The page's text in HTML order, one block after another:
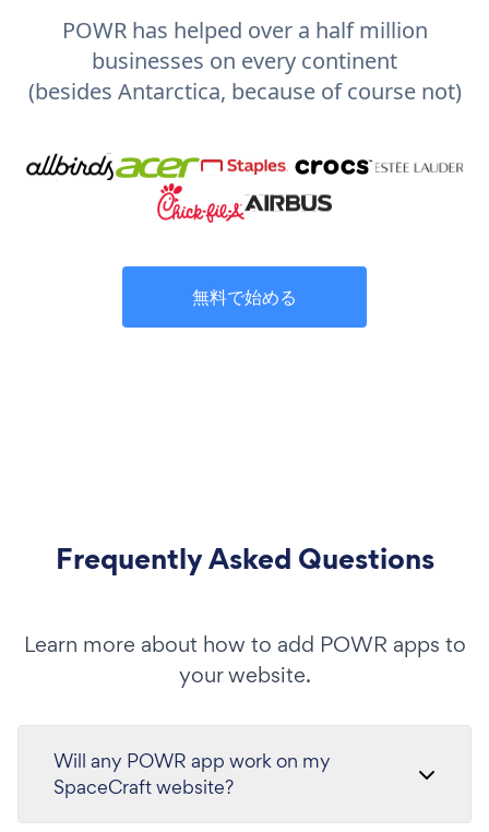
POWR has helped over a half million
businesses on every continent
(besides Antarctica, because of course not)
無料で始める
Frequently Asked Questions
Learn more about how to add POWR apps to
your website.
Will any POWR app work on my
SpaceCraft website?